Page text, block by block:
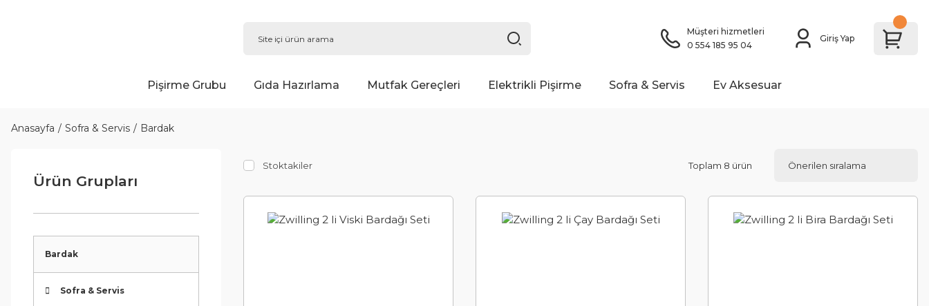
Müşteri hizmetleri
0 554 185 95 04
Giriş Yap
Pişirme Grubu Gıda Hazırlama Mutfak Gereçleri Elektrikli Pişirme Sofra & Servis Ev Aksesuar
Anasayfa Sofra & Servis Bardak
Ürün Grupları
Bardak
Sofra & Servis
Stoktakiler Toplam 8 ürün